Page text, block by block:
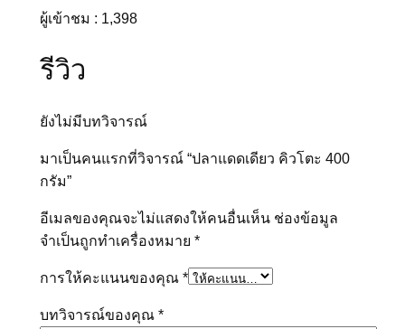
0
รั
ม
น
ผู้เข้าชม : 1,398
รีวิว
ยังไม่มีบทวิจารณ์
มาเป็นคนแรกที่วิจารณ์ “ปลาแดดเดียว คิวโตะ 400
กรัม”
อีเมลของคุณจะไม่แสดงให้คนอื่นเห็น ช่องข้อมูล
จำเป็นถูกทำเครื่องหมาย *
การให้คะแนนของคุณ *
บทวิจารณ์ของคุณ *